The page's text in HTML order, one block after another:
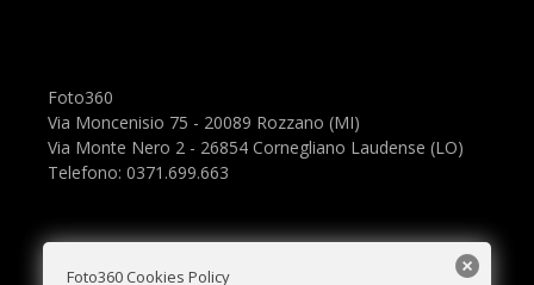
Foto360
Via Moncenisio 75 - 20089 Rozzano (MI)
Via Monte Nero 2 - 26854 Cornegliano Laudense (LO)
Telefono: 0371.699.663
Foto360 Cookies Policy